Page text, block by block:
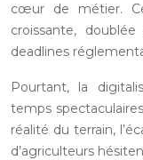
cœur de métier.
croissante,
deadlines
Pourtant, la
temps
réalité du terrain,
d’agriculteurs